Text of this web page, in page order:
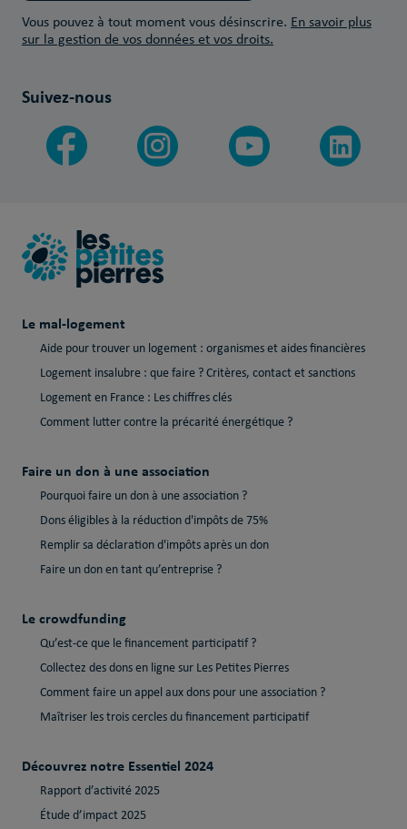
Vous pouvez à tout moment vous désinscrire. En savoir plus
sur la gestion de vos données et vos droits.
Suivez-nous
Le mal-logement
Aide pour trouver un logement : organismes et aides financières
Logement insalubre : que faire ? Critères, contact et sanctions
Logement en France : Les chiffres clés
Comment lutter contre la précarité énergétique ?
Faire un don à une association
Pourquoi faire un don à une association ?
Dons éligibles à la réduction d'impôts de 75%
Remplir sa déclaration d'impôts après un don
Faire un don en tant qu’entreprise ?
Le crowdfunding
Qu’est-ce que le financement participatif ?
Collectez des dons en ligne sur Les Petites Pierres
Comment faire un appel aux dons pour une association ?
Maîtriser les trois cercles du financement participatif
Découvrez notre Essentiel 2024
Rapport d’activité 2025
Étude d’impact 2025